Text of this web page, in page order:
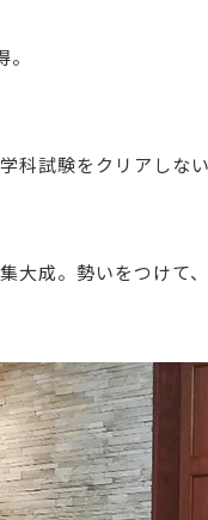
科試験をクリアしな
成。勢いをつけて